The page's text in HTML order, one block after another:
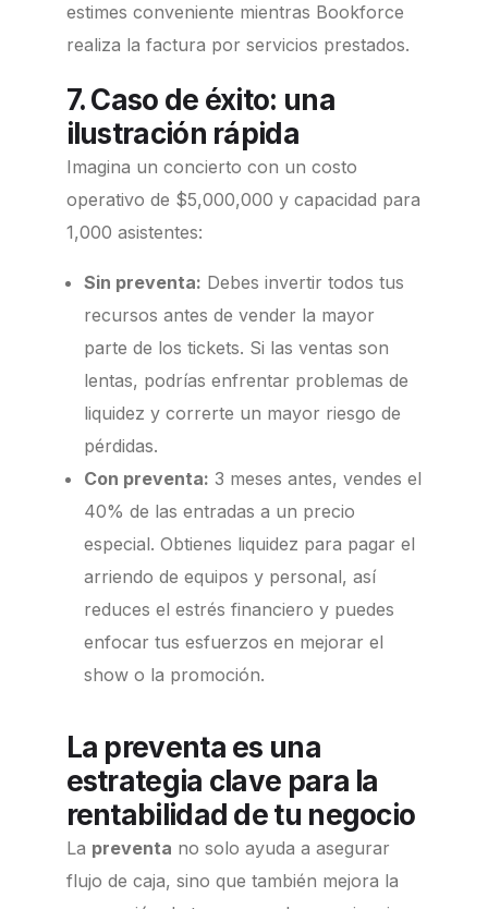
estimes conveniente mientras Bookforce
realiza la factura por servicios prestados.
7. Caso de éxito: una
ilustración rápida
Imagina un concierto con un costo
operativo de $5,000,000 y capacidad para
1,000 asistentes:
Sin preventa: Debes invertir todos tus
recursos antes de vender la mayor
parte de los tickets. Si las ventas son
lentas, podrías enfrentar problemas de
liquidez y correrte un mayor riesgo de
pérdidas.
Con preventa: 3 meses antes, vendes el
40% de las entradas a un precio
especial. Obtienes liquidez para pagar el
arriendo de equipos y personal, así
reduces el estrés financiero y puedes
enfocar tus esfuerzos en mejorar el
show o la promoción.
La preventa es una
estrategia clave para la
rentabilidad de tu negocio
La preventa no solo ayuda a asegurar
flujo de caja, sino que también mejora la